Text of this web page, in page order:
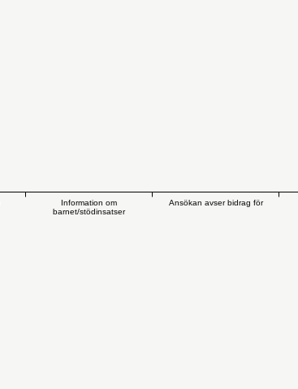
Information om
barnet/stödinsatser
Ansökan avser bidrag för